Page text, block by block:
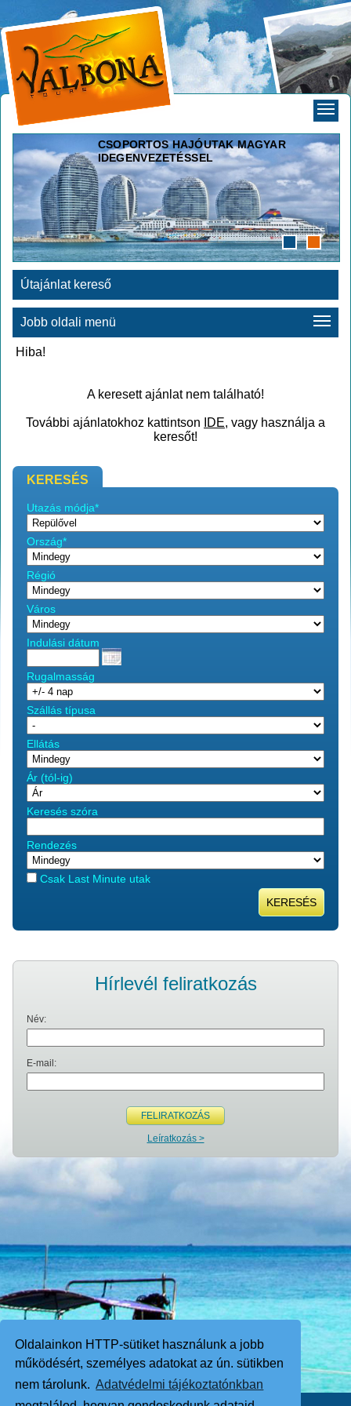
Oldalainkon HTTP-sütiket használunk a jobb
működésért, személyes adatokat az ún. sütikben
nem tárolunk. Adatvédelmi tájékoztatónkban
CSOPORTOS HAJÓUTAK MAGYAR
IDEGENVEZETÉSSEL
Útajánlat kereső
Jobb oldali menü
Hiba!
A keresett ajánlat nem található!
További ajánlatokhoz kattintson IDE, vagy használja a
keresőt!
KERESÉS
Utazás módja*
Ország*
Régió
Város
Indulási dátum
Rugalmasság
Szállás típusa
Ellátás
Ár (tól-ig)
Keresés szóra
Rendezés
Csak Last Minute utak
KERESÉS
Hírlevél feliratkozás
Név:
E-mail:
FELIRATKOZÁS
Leíratkozás >